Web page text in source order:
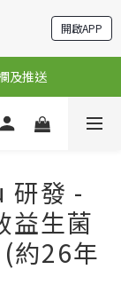
開啟APP
及推送
研發 -
生菌
約26年